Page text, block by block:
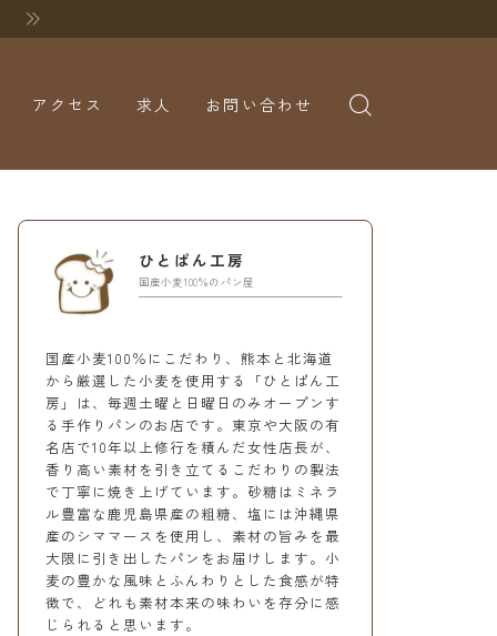
アクセス 求人 お問い合わせ
ひとぱん工房
国産小麦100％のパン屋
国産小麦100％にこだわり、熊本と北海道
から厳選した小麦を使用する「ひとぱん工
房」は、毎週土曜と日曜日のみオープンす
る手作りパンのお店です。東京や大阪の有
名店で10年以上修行を積んだ女性店長が、
香り高い素材を引き立てるこだわりの製法
で丁寧に焼き上げています。砂糖はミネラ
ル豊富な鹿児島県産の粗糖、塩には沖縄県
産のシママースを使用し、素材の旨みを最
大限に引き出したパンをお届けします。小
麦の豊かな風味とふんわりとした食感が特
徴で、どれも素材本来の味わいを存分に感
じられると思います。